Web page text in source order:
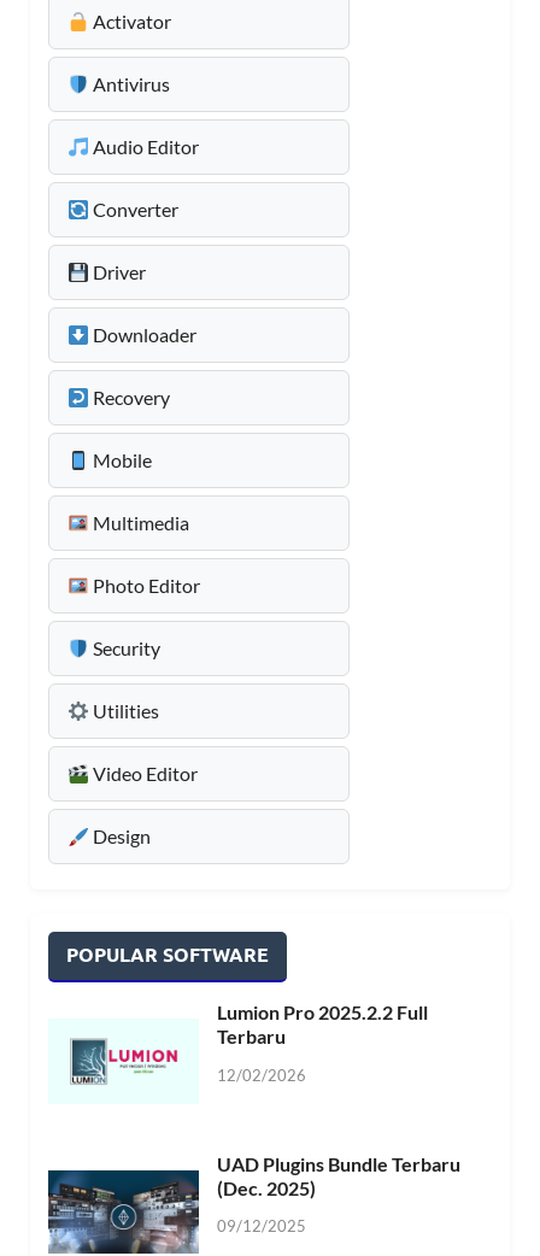
Activator
Antivirus
Audio Editor
Converter
Driver
Downloader
Recovery
Mobile
Multimedia
Photo Editor
Security
Utilities
Video Editor
Design
POPULAR SOFTWARE
Lumion Pro 2025.2.2 Full
Terbaru
12/02/2026
UAD Plugins Bundle Terbaru
(Dec. 2025)
09/12/2025